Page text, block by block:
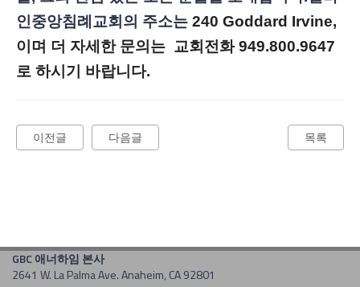
인중앙침례교회의 주소는 240 Goddard Irvine,
이며 더 자세한 문의는 교회전화 949.800.9647
로 하시기 바랍니다.
다음글
이전글 목록
GBC 애너하임 본사
2641 W. La Palma Ave. Anaheim, CA 92801